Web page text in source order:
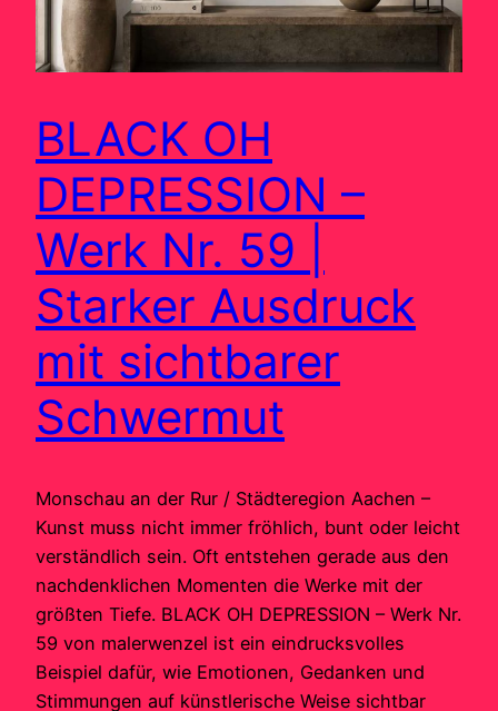
BLACK OH
DEPRESSION –
Werk Nr. 59 |
Starker Ausdruck
mit sichtbarer
Schwermut
Monschau an der Rur / Städteregion Aachen –
Kunst muss nicht immer fröhlich, bunt oder leicht
verständlich sein. Oft entstehen gerade aus den
nachdenklichen Momenten die Werke mit der
größten Tiefe. BLACK OH DEPRESSION – Werk Nr.
59 von malerwenzel ist ein eindrucksvolles
Beispiel dafür, wie Emotionen, Gedanken und
Stimmungen auf künstlerische Weise sichtbar